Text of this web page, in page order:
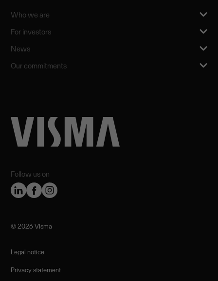
Follow us on
Who we are
For investors
News
Our commitments
©️ 2026 Visma
Legal notice
Privacy statement